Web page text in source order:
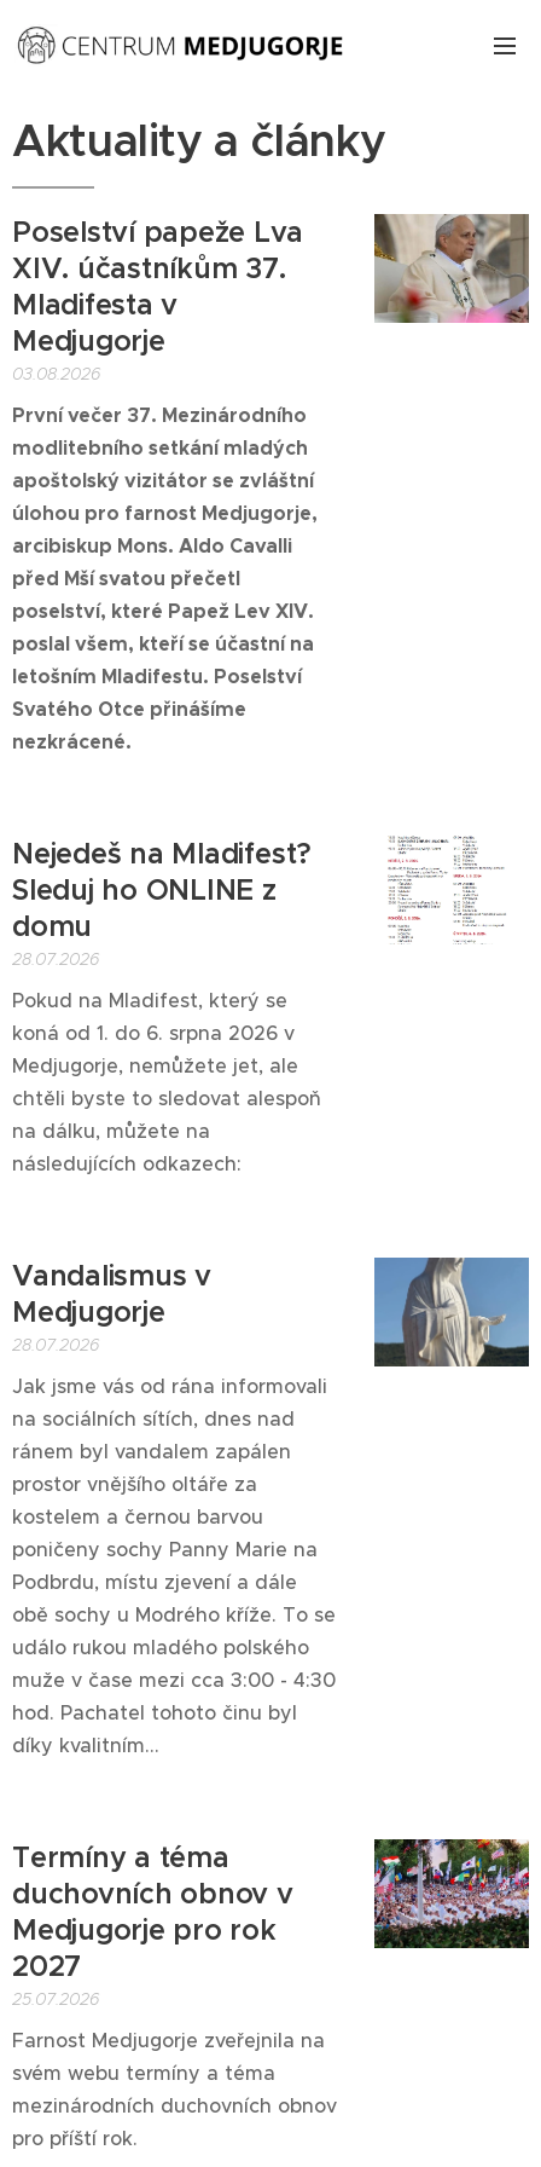
Aktuality a články
Poselství papeže Lva
XIV. účastníkům 37.
Mladifesta v
Medjugorje
03.08.2026
První večer 37. Mezinárodního
modlitebního setkání mladých
apoštolský vizitátor se zvláštní
úlohou pro farnost Medjugorje,
arcibiskup Mons. Aldo Cavalli
před Mší svatou přečetl
poselství, které Papež Lev XIV.
poslal všem, kteří se účastní na
letošním Mladifestu. Poselství
Svatého Otce přinášíme
nezkrácené.
Nejedeš na Mladifest?
Sleduj ho ONLINE z
domu
28.07.2026
Pokud na Mladifest, který se
koná od 1. do 6. srpna 2026 v
Medjugorje, nemůžete jet, ale
chtěli byste to sledovat alespoň
na dálku, můžete na
následujících odkazech:
Vandalismus v
Medjugorje
28.07.2026
Jak jsme vás od rána informovali
na sociálních sítích, dnes nad
ránem byl vandalem zapálen
prostor vnějšího oltáře za
kostelem a černou barvou
poničeny sochy Panny Marie na
Podbrdu, místu zjevení a dále
obě sochy u Modrého kříže. To se
událo rukou mladého polského
muže v čase mezi cca 3:00 - 4:30
hod. Pachatel tohoto činu byl
díky kvalitním...
Termíny a téma
duchovních obnov v
Medjugorje pro rok
2027
25.07.2026
Farnost Medjugorje zveřejnila na
svém webu termíny a téma
mezinárodních duchovních obnov
pro příští rok.